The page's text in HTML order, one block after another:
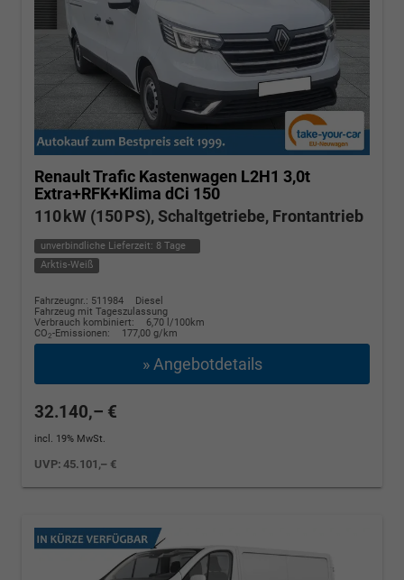
Renault Trafic Kastenwagen L2H1 3,0t
Extra+RFK+Klima dCi 150
110 kW (150 PS), Schaltgetriebe, Frontantrieb
unverbindliche Lieferzeit: 8 Tage
Arktis-Weiß
Fahrzeugnr.: 511984
Diesel
Fahrzeug mit Tageszulassung
Verbrauch kombiniert:
6,70 l/100km
CO2-Emissionen: 177,00 g/km
» Angebotdetails
32.140,– €
incl. 19% MwSt.
UVP:45.101,– €